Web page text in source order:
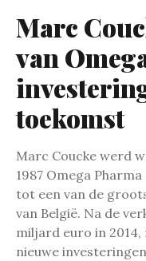
Marc
van
toekomst
Marc Coucke werd
1987 Omega
tot een van de
van België. Na de
miljard euro in
nieuwe